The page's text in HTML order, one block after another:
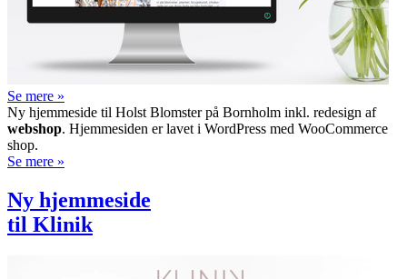
Se mere »
Ny hjemmeside til Holst Blomster på Bornholm inkl. redesign af
webshop. Hjemme­­siden er lavet i WordPress med WooCommerce
shop.
Se mere »
Ny hjemmeside
til Klinik